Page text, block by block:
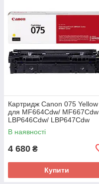
Картридж Canon 075 Yellow
для MF664Cdw/ MF667Cdw
LBP646Cdw/ LBP647Cdw
(6362C002AA)
В наявності
4 680 ₴
Купити